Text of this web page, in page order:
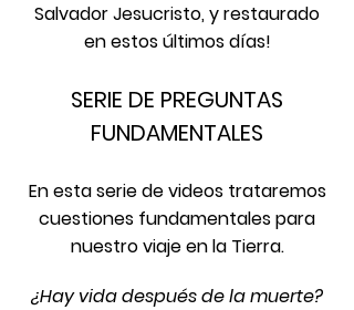
Salvador Jesucristo, y restaurado
en estos últimos días!
SERIE DE PREGUNTAS
FUNDAMENTALES
En esta serie de videos trataremos
cuestiones fundamentales para
nuestro viaje en la Tierra.
¿Hay vida después de la muerte?